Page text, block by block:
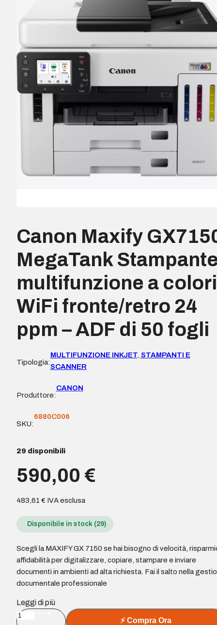
Canon Maxify
MegaTank
multifunzione a colori
WiFi fronte/retro 24
ppm – ADF di 50 fogli
Tipologia:
MULTIFUNZIONE INKJET, STAMPANTI E
SCANNER
Produttore:
CANON
SKU:
6880C006
29 disponibili
590,00 €
483,61 € IVA esclusa
Disponibile in stock (29)
Scegli la MAXIFY GX 7150 se hai bisogno di velocità,
affidabilità per digitalizzare, copiare, stampare e inviare
documenti in ambienti ad alta richiesta. Fai il salto nella
documentale professionale
Leggi di più
Canon
⚡Compra Ora